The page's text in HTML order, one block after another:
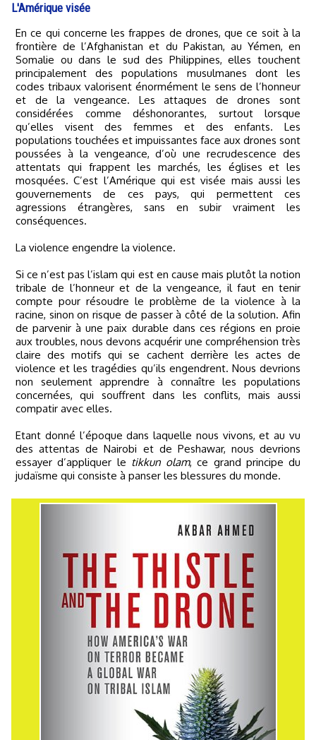
L'Amérique visée
En ce qui concerne les frappes de drones, que ce soit à la
frontière de l’Afghanistan et du Pakistan, au Yémen, en
Somalie ou dans le sud des Philippines, elles touchent
principalement des populations musulmanes dont les
codes tribaux valorisent énormément le sens de l’honneur
et de la vengeance. Les attaques de drones sont
considérées comme déshonorantes, surtout lorsque
qu’elles visent des femmes et des enfants. Les
populations touchées et impuissantes face aux drones sont
poussées à la vengeance, d’où une recrudescence des
attentats qui frappent les marchés, les églises et les
mosquées. C’est l’Amérique qui est visée mais aussi les
gouvernements de ces pays, qui permettent ces
agressions étrangères, sans en subir vraiment les
conséquences.
La violence engendre la violence.
Si ce n’est pas l’islam qui est en cause mais plutôt la notion
tribale de l’honneur et de la vengeance, il faut en tenir
compte pour résoudre le problème de la violence à la
racine, sinon on risque de passer à côté de la solution. Afin
de parvenir à une paix durable dans ces régions en proie
aux troubles, nous devons acquérir une compréhension très
claire des motifs qui se cachent derrière les actes de
violence et les tragédies qu’ils engendrent. Nous devrions
non seulement apprendre à connaître les populations
concernées, qui souffrent dans les conflits, mais aussi
compatir avec elles.
Etant donné l’époque dans laquelle nous vivons, et au vu
des attentas de Nairobi et de Peshawar, nous devrions
essayer d’appliquer le tikkun olam, ce grand principe du
judaïsme qui consiste à panser les blessures du monde.